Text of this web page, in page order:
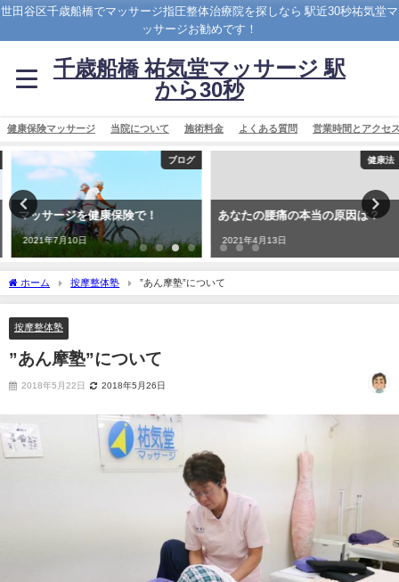
世田谷区千歳船橋でマッサージ指圧整体治療院を探しなら 駅近30秒祐気堂マ
ッサージお勧めです！
千歳船橋 祐気堂マッサージ 駅
から30秒
健康保険マッサージ 当院について 施術料金 よくある質問 営業時間とアクセ
ブログ
マッサージを健康保険で！
2021年7月10日
健康法
あなたの腰痛の本当の原因は？
2021年4月13日
ホーム 按摩整体塾 ”あん摩塾”について
按摩整体塾
”あん摩塾”について
2018年5月22日 2018年5月26日